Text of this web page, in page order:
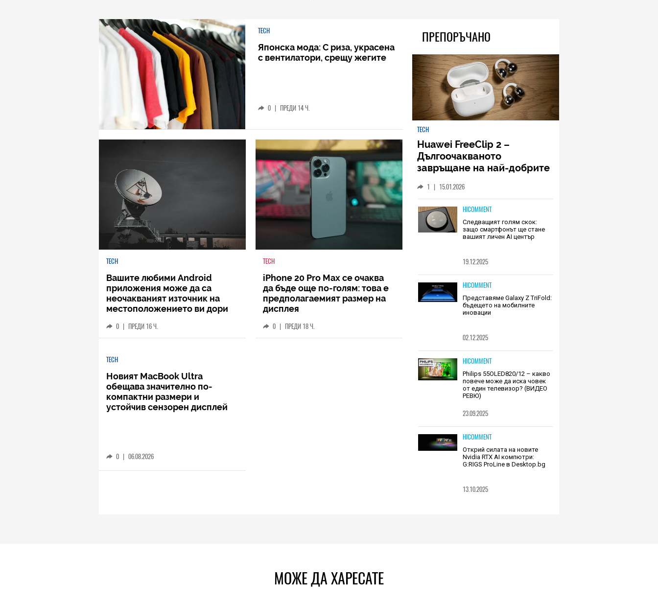
TECH
Японска мода: С риза, украсена
с вентилатори, срещу жегите
0 | ПРЕДИ 14 Ч.
TECH
Вашите любими Android
приложения може да са
неочакваният източник на
местоположението ви дори
0 | ПРЕДИ 16 Ч.
TECH
iPhone 20 Pro Max се очаква
да бъде още по-голям: това е
предполагаемият размер на
дисплея
0 | ПРЕДИ 18 Ч.
TECH
Новият MacBook Ultra
обещава значително по-
компактни размери и
устойчив сензорен дисплей
0 | 06.08.2026
ПРЕПОРЪЧАНО
TECH
Huawei FreeClip 2 –
Дългоочакваното
завръщане на най-добрите
1 | 15.01.2026
HICOMMENT
Следващият голям скок:
защо смартфонът ще стане
вашият личен AI център
19.12.2025
HICOMMENT
Представяме Galaxy Z TriFold:
бъдещето на мобилните
иновации
02.12.2025
HICOMMENT
Philips 55OLED820/12 – какво
повече може да иска човек
от един телевизор? (ВИДЕО
РЕВЮ)
23.09.2025
HICOMMENT
Открий силата на новите
Nvidia RTX AI компютри:
G:RIGS ProLine в Desktop.bg
13.10.2025
МОЖЕ ДА ХАРЕСАТЕ